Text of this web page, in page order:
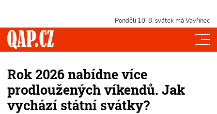
Pondělí 10. 8. svátek má Vavřinec
Rok 2026 nabídne více
prodloužených víkendů. Jak
vychází státní svátky?